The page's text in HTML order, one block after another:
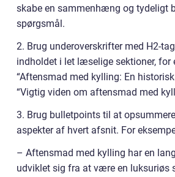
skabe en sammenhæng og tydeligt
spørgsmål.
2. Brug underoverskrifter med H2-
indholdet i let læselige sektioner, for
“Aftensmad med kylling: En
“Vigtig viden om aftensmad med
3. Brug bulletpoints til at
aspekter af hvert afsnit. For
– Aftensmad med kylling har en
udviklet sig fra at være en luksuriøs